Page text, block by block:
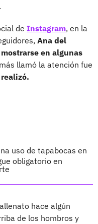
de Instagram, en la
Ana del
en algunas
llamó la atención fue
uso de tapabocas en
obligatorio en
hace algún
de los hombros y